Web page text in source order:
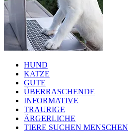
HUND
KATZE
GUTE
ÜBERRASCHENDE
INFORMATIVE
TRAURIGE
ÄRGERLICHE
TIERE SUCHEN MENSCHEN